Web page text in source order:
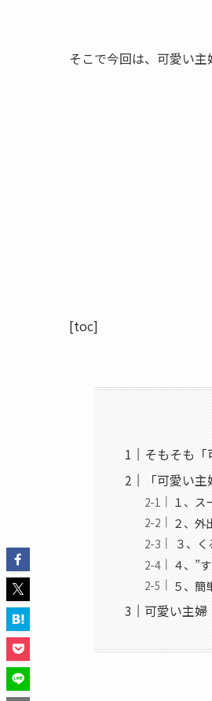
そこで今回は、可愛い
[toc]
そもそも「
「可愛い
１、ス
２、外
３、
４、”
５、簡
可愛い主